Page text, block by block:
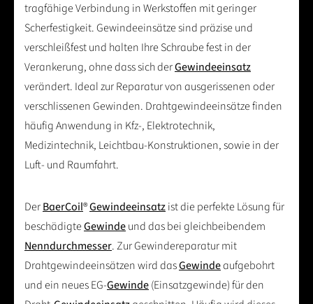
tragfähige Verbindung in Werkstoffen mit geringer
Scherfestigkeit. Gewindeeinsätze sind präzise und
verschleißfest und halten Ihre Schraube fest in der
Verankerung, ohne dass sich derGewindeeinsatz
verändert. Ideal zur Reparatur von ausgerissenen oder
verschlissenen Gewinden. Drahtgewindeeinsätze finden
häufig Anwendung in Kfz-, Elektrotechnik,
Medizintechnik, Leichtbau-Konstruktionen, sowie in der
Luft- und Raumfahrt.
DerBaerCoil®Gewindeeinsatzist die perfekte Lösung für
beschädigteGewindeund das bei gleichbeibendem
Nenndurchmesser. Zur Gewindereparatur mit
Drahtgewindeeinsätzen wird dasGewindeaufgebohrt
und ein neues EG-Gewinde(Einsatzgewinde) für den